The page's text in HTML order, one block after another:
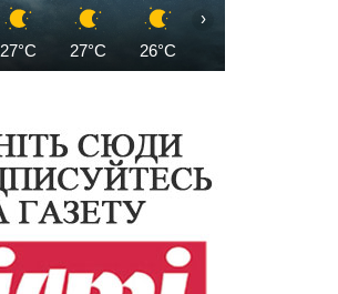
27°C 27°C 26°C
›